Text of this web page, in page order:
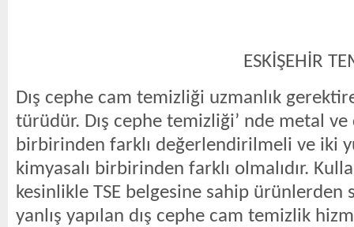
ESKİŞEHİR TEMİZLİK
Dış cephe cam temizliği uzmanlık
türüdür. Dış cephe temizliği’ nde metal
birbirinden farklı değerlendirilmeli ve iki
kimyasalı birbirinden farklı olmalıdır.
kesinlikle TSE belgesine sahip ürünlerden
yanlış yapılan dış cephe cam temizlik